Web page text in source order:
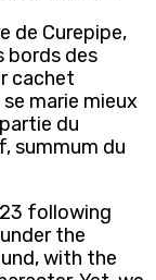
de Curepipe,
bords des
cachet
marie mieux
du
summum du
following
the
with the